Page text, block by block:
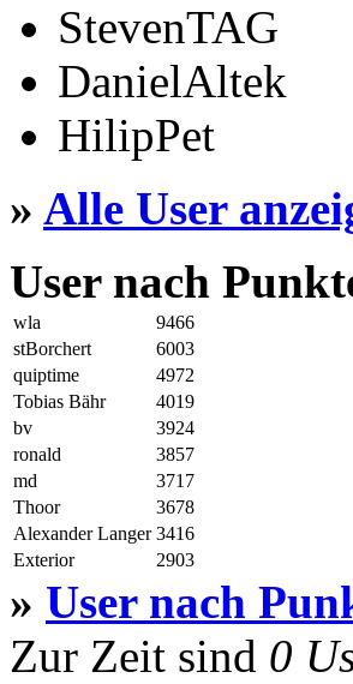
StevenTAG
DanielAltek
HilipPet
» Alle User
User nach
wla
9466
stBorchert
6003
quiptime
4972
Tobias Bähr
4019
bv
3924
ronald
3857
md
3717
Thoor
3678
Alexander Langer 3416
Exterior
2903
» User nach
Zur Zeit sind 0